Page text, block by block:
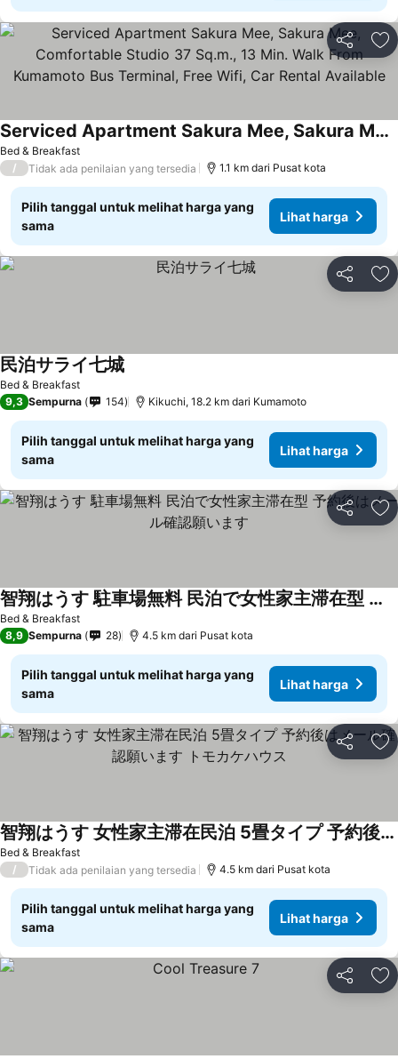
Bagikan
Bed & Breakfast
Serviced Apartment Sakura Mee, Sakura Mee, Comfortable Studio 37 Sq.m., 13 Min. Walk From Kumamoto Bus Terminal, Free Wifi, Car Rental Available
/ Tidak ada penilaian yang tersedia 1.1 km dari Pusat kota
Pilih tanggal untuk melihat harga yang
sama
Lihat harga
Bagikan
Bed & Breakfast
民泊サライ七城
9,3 Sempurna 154 Kikuchi, 18.2 km dari Kumamoto
Pilih tanggal untuk melihat harga yang
sama
Lihat harga
Bagikan
Bed & Breakfast
智翔はうす 駐車場無料 民泊で女性家主滞在型 予約後はメール確認願います
8,9 Sempurna 28 4.5 km dari Pusat kota
Pilih tanggal untuk melihat harga yang
sama
Lihat harga
Bagikan
Bed & Breakfast
智翔はうす 女性家主滞在民泊 5畳タイプ 予約後はメール確認願います トモカケハウス
/ Tidak ada penilaian yang tersedia 4.5 km dari Pusat kota
Pilih tanggal untuk melihat harga yang
sama
Lihat harga
Bagikan